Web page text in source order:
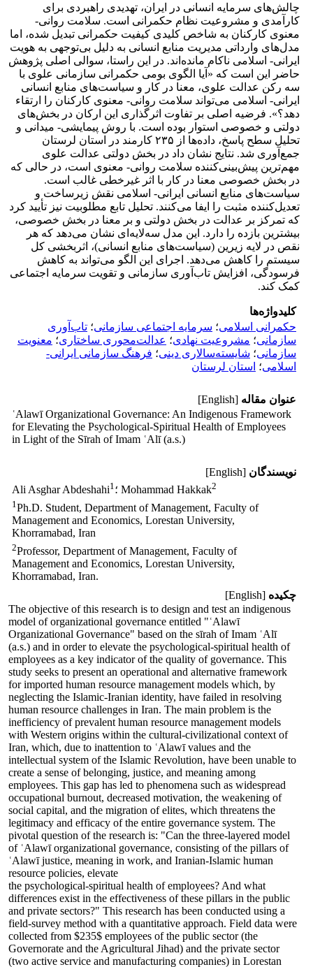
چالش‌های سرمایه انسانی در ایران، تهدیدی راهبردی برای
کارآمدی و مشروعیت نظام حکمرانی است. سلامت روانی-
معنوی کارکنان به شاخص کلیدی کیفیت حکمرانی تبدیل شده، اما
مدل‌های وارداتی مدیریت منابع انسانی به دلیل بی‌توجهی به هویت
ایرانی- اسلامی ناکام مانده‌اند. در این راستا، سوالی اصلی پژوهش
حاضر این است که «آیا الگوی بومی حکمرانی سازمانی علوی با
سه رکن عدالت علوی، معنا در کار و سیاست‌های منابع انسانی
ایرانی- اسلامی می‌تواند سلامت روانی- معنوی کارکنان را ارتقاء
دهد؟». فرضیه اصلی بر تفاوت اثرگذاری این ارکان در بخش‌های
دولتی و خصوصی استوار بوده است. با روش پیمایشی- میدانی و
تحلیل سطح پاسخ، داده‌ها از ۲۳۵ کارمند در استان لرستان
جمع‌آوری شد. نتایج نشان داد در بخش دولتی عدالت علوی
مهم‌ترین پیش‌بینی‌کننده سلامت روانی- معنوی است، در حالی که
در بخش خصوصی معنا در کار با اثر غیرخطی غالب است.
سیاست‌های منابع انسانی ایرانی- اسلامی نقش زیرساخت و
تعدیل‌کننده مثبت را ایفا می‌کنند. تحلیل تابع مطلوبیت نیز تأیید کرد
که تمرکز بر عدالت در بخش دولتی و بر معنا در بخش خصوصی،
بیشترین بازده را دارد. این مدل سه‌لایه‌ای نشان می‌دهد که هر
نقص در لایه زیرین (سیاست‌های منابع انسانی)، اثربخشی کل
سیستم را کاهش می‌دهد. اجرای این الگو می‌تواند به کاهش
فرسودگی، افزایش تاب‌آوری سازمانی و تقویت سرمایه اجتماعی
کمک کند.
کلیدواژه‌ها
حکمرانی اسلامی؛ سرمایه اجتماعی سازمانی؛ تاب‌آوری
سازمانی؛ مشروعیت نهادی؛ عدالت‌محوری ساختاری؛ معنویت
سازمانی؛ شایسته‌سالاری دینی؛ فرهنگ سازمانی ایرانی-
اسلامی؛ استان لرستان
عنوان مقاله [English]
ʿAlawī Organizational Governance: An Indigenous Framework
for Elevating the Psychological-Spiritual Health of Employees
in Light of the Sīrah of Imam ʿAlī (a.s.)
نویسندگان [English]
Ali Asghar Abdeshahi1 ؛ Mohammad Hakkak2
1 Ph.D. Student, Department of Management, Faculty of
Management and Economics, Lorestan University,
Khorramabad, Iran
2Professor, Department of Management, Faculty of
Management and Economics, Lorestan University,
Khorramabad, Iran.
چکیده [English]
The objective of this research is to design and test an indigenous
model of organizational governance entitled "ʿAlawī
Organizational Governance" based on the sīrah of Imam ʿAlī
(a.s.) and in order to elevate the psychological-spiritual health of
employees as a key indicator of the quality of governance. This
study seeks to present an operational and alternative framework
for imported human resource management models which, by
neglecting the Islamic-Iranian identity, have failed in resolving
human resource challenges in Iran. The main problem is the
inefficiency of prevalent human resource management models
with Western origins within the cultural-civilizational context of
Iran, which, due to inattention to ʿAlawī values and the
intellectual system of the Islamic Revolution, have been unable to
create a sense of belonging, justice, and meaning among
employees. This gap has led to phenomena such as widespread
occupational burnout, decreased motivation, the weakening of
social capital, and the migration of elites, which threatens the
legitimacy and efficacy of the entire governance system. The
pivotal question of the research is: "Can the three-layered model
of ʿAlawī organizational governance, consisting of the pillars of
ʿAlawī justice, meaning in work, and Iranian-Islamic human
resource policies, elevate
the psychological-spiritual health of employees? And what
differences exist in the effectiveness of these pillars in the public
and private sectors?" This research has been conducted using a
field-survey method with a quantitative approach. Field data were
collected from $235$ employees of the public sector (the
Governorate and the Agricultural Jihad) and the private sector
(two active service and manufacturing companies) in Lorestan